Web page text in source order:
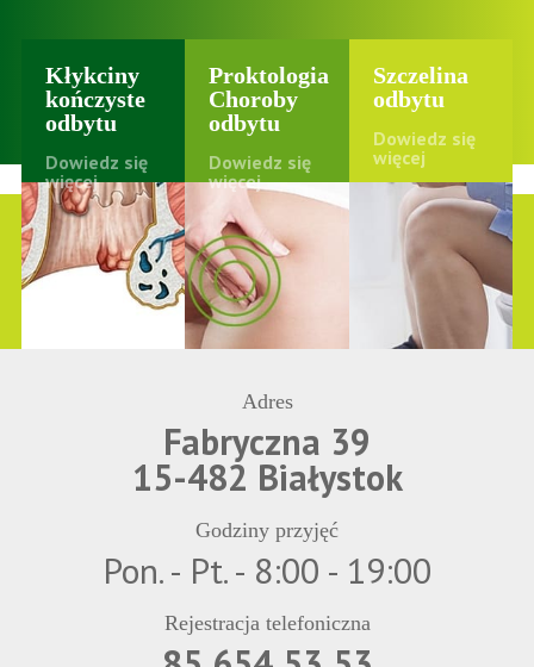
Kłykciny
kończyste
odbytu
Dowiedz się
więcej
Proktologia
Choroby
odbytu
Dowiedz się
więcej
Szczelina
odbytu
Dowiedz się
więcej
Adres
Fabryczna 39
15-482 Białystok
Godziny przyjęć
Pon. - Pt. - 8:00 - 19:00
Rejestracja telefoniczna